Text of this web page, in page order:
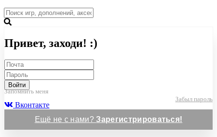
Привет, заходи! :)
Войти
Запомнить меня
Забыл пароль
Вконтакте
Ещё не с нами?Зарегистрироваться!